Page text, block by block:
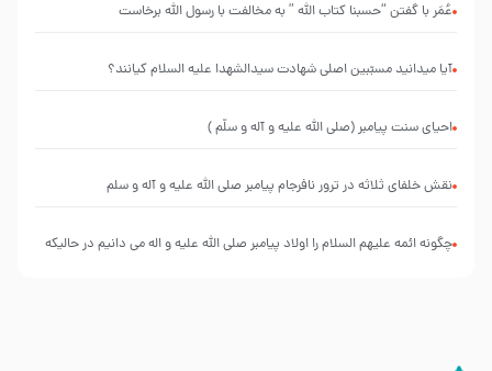
عُمَر با گفتن “حسبنا كتاب اللّه ” به مخالفت با رسول اللّه برخاست
آیا میدانید مسبّبین اصلی شهادت سیدالشهدا علیه ‌السلام کیانند؟
احیای سنت پیامبر (صلی الله علیه و آله و سلّم )
نقش خلفای ثلاثه در ترور نافرجام پیامبر صلی الله علیه و آله و سلم
چگونه ائمه علیهم السلام را اولاد پیامبر صلی الله علیه و اله می دانیم در حالیکه